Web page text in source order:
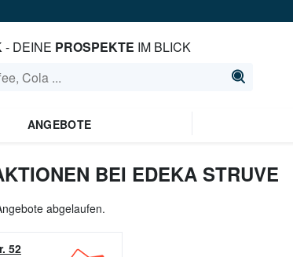
- DEINE PROSPEKTE IM BLICK
ANGEBOTE
BEI EDEKA STRUVE
abgelaufen.
52